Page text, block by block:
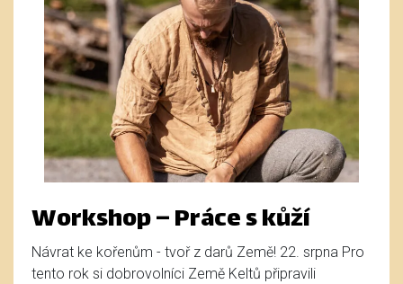
Workshop – Práce s kůží
Návrat ke kořenům - tvoř z darů Země! 22. srpna Pro
tento rok si dobrovolníci Země Keltů připravili